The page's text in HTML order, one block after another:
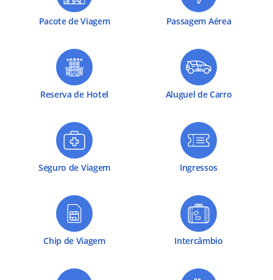
Pacote de Viagem Passagem Aérea
Reserva de Hotel Aluguel de Carro
Seguro de Viagem Ingressos
Chip de Viagem Intercâmbio